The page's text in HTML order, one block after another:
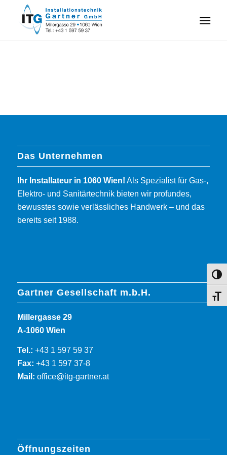
Das Unternehmen
Ihr Installateur in 1060 Wien! Als Spezialist für Gas-,
Elektro- und Sanitärtechnik bieten wir profundes,
bewusstes sowie verlässliches Handwerk – und das
bereits seit 1988.
Gartner Gesellschaft m.b.H.
Millergasse 29
A-1060 Wien
Tel.: +43 1 597 59 37
Fax: +43 1 597 37-8
Mail: office@itg-gartner.at
Öffnungszeiten